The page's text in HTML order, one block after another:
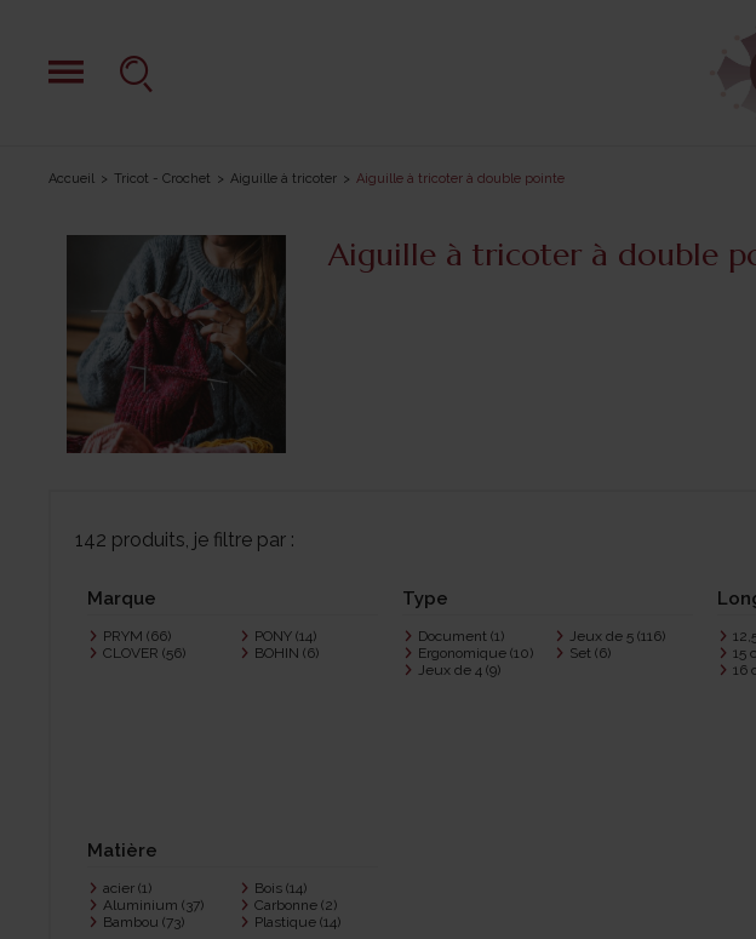
Accueil Tricot - Crochet Aiguille à tricoter Aiguille à tricoter à double pointe
Aiguille à tricoter à double
142 produits, je filtre par :
Marque
PRYM (66)
CLOVER (56)
PONY (14)
BOHIN (6)
Type
Document (1)
Ergonomique (10)
Jeux de 4 (9)
Jeux de 5 (116)
Set (6)
15
16
Matière
acier (1)
Aluminium (37)
Bambou (73)
Bois (14)
Carbonne (2)
Plastique (14)